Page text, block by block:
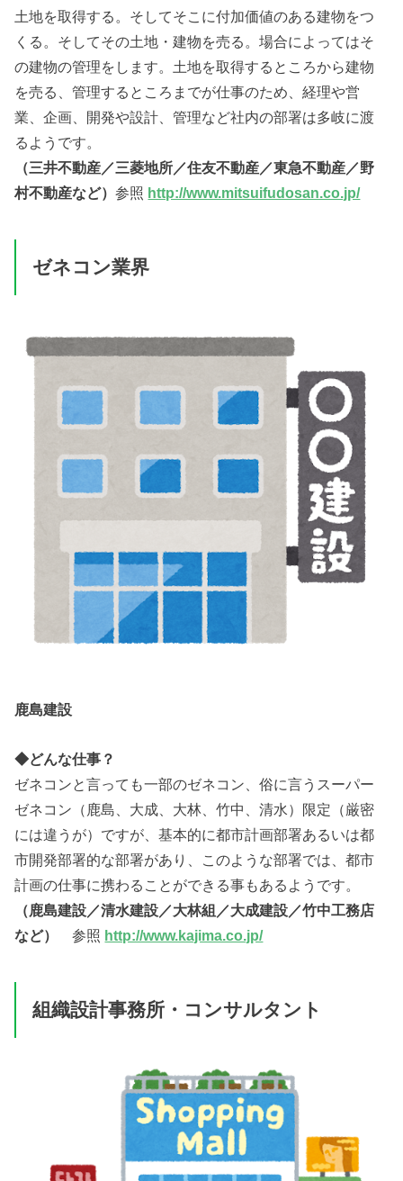
土地を取得する。そしてそこに付加価値のある建物をつ
くる。そしてその土地・建物を売る。場合によってはそ
の建物の管理をします。土地を取得するところから建物
を売る、管理するところまでが仕事のため、経理や営
業、企画、開発や設計、管理など社内の部署は多岐に渡
るようです。
（三井不動産／三菱地所／住友不動産／東急不動産／野
村不動産など）参照 http://www.mitsuifudosan.co.jp/
ゼネコン業界
鹿島建設
◆どんな仕事？
ゼネコンと言っても一部のゼネコン、俗に言うスーパー
ゼネコン（鹿島、大成、大林、竹中、清水）限定（厳密
には違うが）ですが、基本的に都市計画部署あるいは都
市開発部署的な部署があり、このような部署では、都市
計画の仕事に携わることができる事もあるようです。
（鹿島建設／清水建設／大林組／大成建設／竹中工務店
など）
参照 http://www.kajima.co.jp/
組織設計事務所・コンサルタント